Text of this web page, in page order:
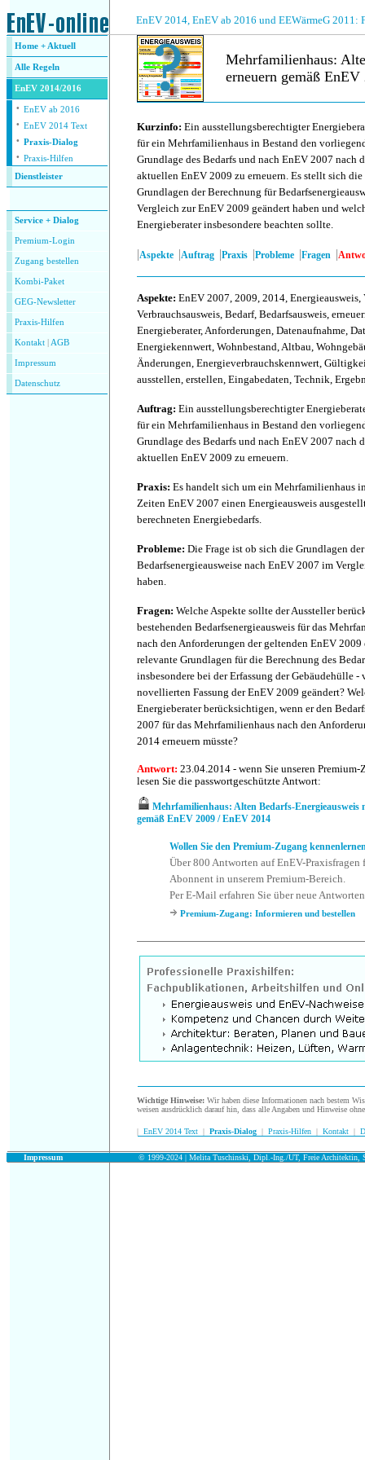
EnEV 2014, EnEV ab 2016 und EEWärmeG 2011:
Home + Aktuell
Alle Regeln
EnEV 2014/2016
· EnEV ab 2016
· EnEV 2014 Text
· Praxis-Dialog
· Praxis-Hilfen
Dienstleister
Service + Dialog
Premium-Login
Zugang bestellen
Kombi-Paket
GEG-Newsletter
Praxis-Hilfen
Kontakt AGB
Impressum
Datenschutz
Mehrfamilienhaus:
erneuern gemäß
Kurzinfo: Ein ausstellungsberechtigter
für ein Mehrfamilienhaus in Bestand den
Grundlage des Bedarfs und nach EnEV 2007 nach
aktuellen EnEV 2009 zu erneuern. Es stellt sich die
Grundlagen der Berechnung für
Vergleich zur EnEV 2009 geändert haben und
Energieberater insbesondere beachten sollte.
|Aspekte |Auftrag |Praxis |Probleme |Fragen |
Aspekte: EnEV 2007, 2009, 2014, Energieausweis,
Verbrauchsausweis, Bedarf, Bedarfsausweis,
Energieberater, Anforderungen, Datenaufnahme,
Energiekennwert, Wohnbestand, Altbau,
Änderungen, Energieverbrauchskennwert,
ausstellen, erstellen, Eingabedaten, Technik,
Auftrag: Ein ausstellungsberechtigter
für ein Mehrfamilienhaus in Bestand den
Grundlage des Bedarfs und nach EnEV 2007 nach
aktuellen EnEV 2009 zu erneuern.
Praxis: Es handelt sich um ein Mehrfamilienhaus
Zeiten EnEV 2007 einen Energieausweis
berechneten Energiebedarfs.
Probleme: Die Frage ist ob sich die Grundlagen
Bedarfsenergieausweise nach EnEV 2007 im
haben.
Fragen: Welche Aspekte sollte der Aussteller
bestehenden Bedarfsenergieausweis für das
nach den Anforderungen der geltenden EnEV 2009
relevante Grundlagen für die Berechnung des
insbesondere bei der Erfassung der Gebäudehülle
novellierten Fassung der EnEV 2009 geändert?
Energieberater berücksichtigen, wenn er den
2007 für das Mehrfamilienhaus nach den
2014 erneuern müsste?
Antwort: 23.04.2014 - wenn Sie unseren
lesen Sie die passwortgeschützte Antwort:
Mehrfamilienhaus: Alten Bedarfs-Energieausweis
gemäß EnEV 2009 / EnEV 2014
Wollen Sie den Premium-Zugang
Über 800 Antworten auf EnEV-Praxisfragen
Abonnent in unserem Premium-Bereich.
Per E-Mail erfahren Sie über neue
Premium-Zugang: Informieren und bestellen
Wichtige Hinweise: Wir haben diese Informationen nach bestem
weisen ausdrücklich darauf hin, dass alle Angaben und Hinweise
| EnEV 2014 Text | Praxis-Dialog | Praxis-Hilfen | Kontakt |
Impressum © 1999-2024 | Melita Tuschinski, Dipl.-Ing./UT, Freie Architektin,